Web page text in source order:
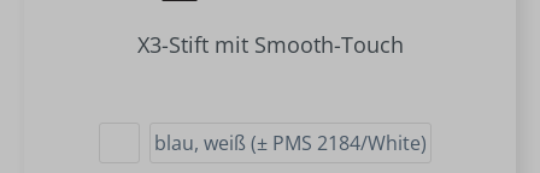
X3-Stift mit Smooth-Touch
blau, weiß (± PMS 2184/White)